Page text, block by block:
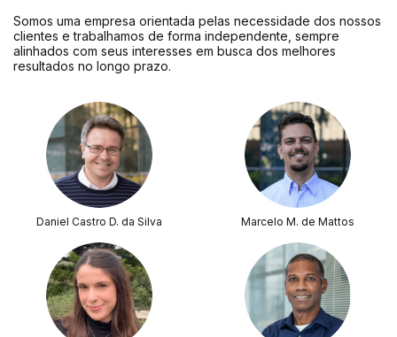
Somos uma empresa orientada pelas necessidade dos nossos
clientes e trabalhamos de forma independente, sempre
alinhados com seus interesses em busca dos melhores
resultados no longo prazo.
Daniel Castro D. da Silva Marcelo M. de Mattos